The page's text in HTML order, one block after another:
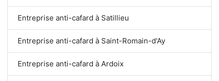
Entreprise anti-cafard à Satillieu
Entreprise anti-cafard à Saint-Romain-d'Ay
Entreprise anti-cafard à Ardoix